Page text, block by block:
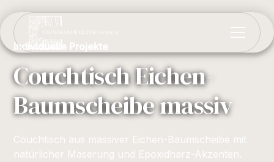
Individuelle Projekte
Couchtisch Eichen-
Baumscheibe massiv
Couchtisch aus massiver Eichen-Baumscheibe mit
natürlicher Maserung und Epoxidharz-Akzenten.